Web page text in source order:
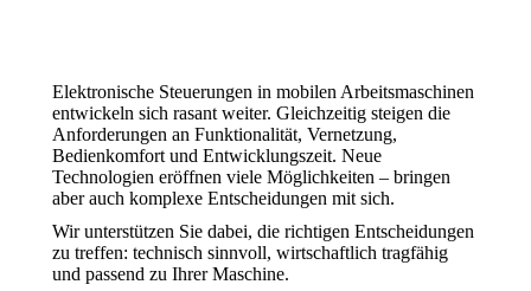
Elektronische Steuerungen in mobilen Arbeitsmaschinen
entwickeln sich rasant weiter. Gleichzeitig steigen die
Anforderungen an Funktionalität, Vernetzung,
Bedienkomfort und Entwicklungszeit. Neue
Technologien eröffnen viele Möglichkeiten – bringen
aber auch komplexe Entscheidungen mit sich.
Wir unterstützen Sie dabei, die richtigen Entscheidungen
zu treffen: technisch sinnvoll, wirtschaftlich tragfähig
und passend zu Ihrer Maschine.